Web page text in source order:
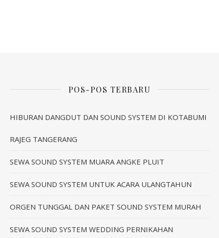
POS-POS TERBARU
HIBURAN DANGDUT DAN SOUND SYSTEM DI KOTABUMI
RAJEG TANGERANG
SEWA SOUND SYSTEM MUARA ANGKE PLUIT
SEWA SOUND SYSTEM UNTUK ACARA ULANGTAHUN
ORGEN TUNGGAL DAN PAKET SOUND SYSTEM MURAH
SEWA SOUND SYSTEM WEDDING PERNIKAHAN